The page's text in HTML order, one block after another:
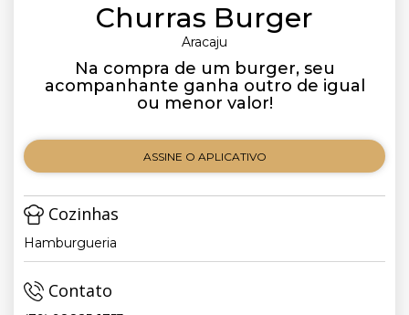
Churras Burger
Aracaju
Na compra de um burger, seu
acompanhante ganha outro de igual
ou menor valor!
ASSINE O APLICATIVO
Cozinhas
Hamburgueria
Contato